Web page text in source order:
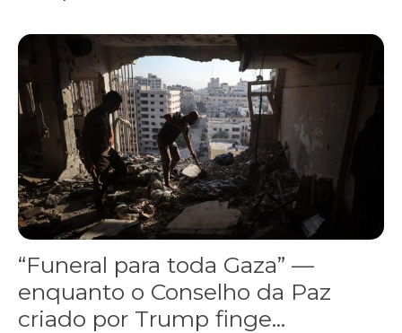
“Funeral para toda Gaza” — enquanto o Conselho da Paz
“Funeral para toda Gaza” —
enquanto o Conselho da Paz
criado por Trump finge...